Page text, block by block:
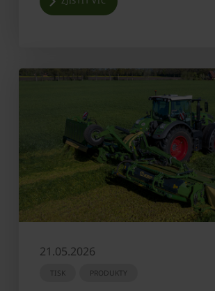
21.05.2026
TISK PRODUKTY